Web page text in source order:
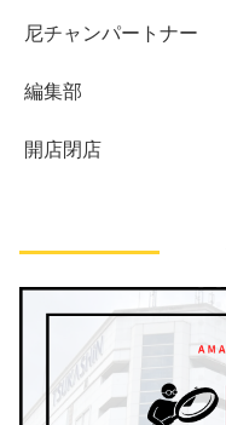
尼チャンパートナー
編集部
開店閉店